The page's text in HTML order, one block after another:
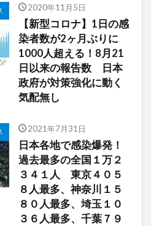
2020年11月5日
【新型コロナ】1日の感
染者数が2ヶ月ぶりに
1000人超える！8月21
日以来の報告数 日本
政府が対策強化に動く
気配無し
2021年7月31日
日本各地で感染爆発！
過去最多の全国１万２
３４１人 東京４０５
８人最多、神奈川１５
８０人最多、埼玉１０
３６人最多、千葉７９